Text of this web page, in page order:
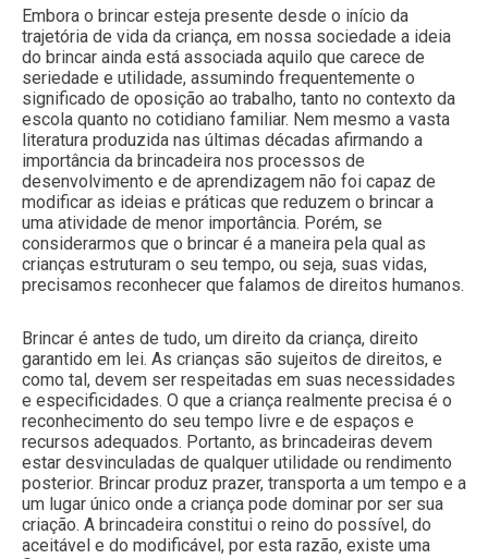
Embora o brincar esteja presente desde o início da
trajetória de vida da criança, em nossa sociedade a ideia
do brincar ainda está associada aquilo que carece de
seriedade e utilidade, assumindo frequentemente o
significado de oposição ao trabalho, tanto no contexto da
escola quanto no cotidiano familiar. Nem mesmo a vasta
literatura produzida nas últimas décadas afirmando a
importância da brincadeira nos processos de
desenvolvimento e de aprendizagem não foi capaz de
modificar as ideias e práticas que reduzem o brincar a
uma atividade de menor importância. Porém, se
considerarmos que o brincar é a maneira pela qual as
crianças estruturam o seu tempo, ou seja, suas vidas,
precisamos reconhecer que falamos de direitos humanos.
Brincar é antes de tudo, um direito da criança, direito
garantido em lei. As crianças são sujeitos de direitos, e
como tal, devem ser respeitadas em suas necessidades
e especificidades. O que a criança realmente precisa é o
reconhecimento do seu tempo livre e de espaços e
recursos adequados. Portanto, as brincadeiras devem
estar desvinculadas de qualquer utilidade ou rendimento
posterior. Brincar produz prazer, transporta a um tempo e a
um lugar único onde a criança pode dominar por ser sua
criação. A brincadeira constitui o reino do possível, do
aceitável e do modificável, por esta razão, existe uma